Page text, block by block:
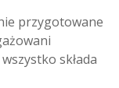
przygotowane
składa